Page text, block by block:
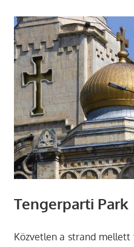
Tengerparti Park
Közvetlen a strand